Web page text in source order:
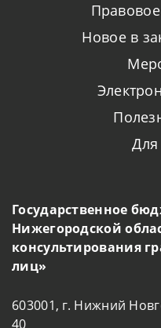
Новое в
Для
Государственное
Нижегородской
консультирования
лиц»
603001, г. Нижний
40